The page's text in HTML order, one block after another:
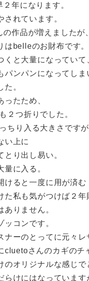
年になります。
されています。
作品が増えましたが、
はbelleのお財布です。
と大量になっていて
パンパンになってしま
。
たため、
２つ折りでした。
ちり入る大きさですが
い上に
り出し易い。
量に入る。
ると一度に用が済む
た私も気がつけば２年
りません。
ッコンです。
ナーのとってに元々レ
cluetoさんのカギのチ
のオリジナルな感じで
けにはなっています